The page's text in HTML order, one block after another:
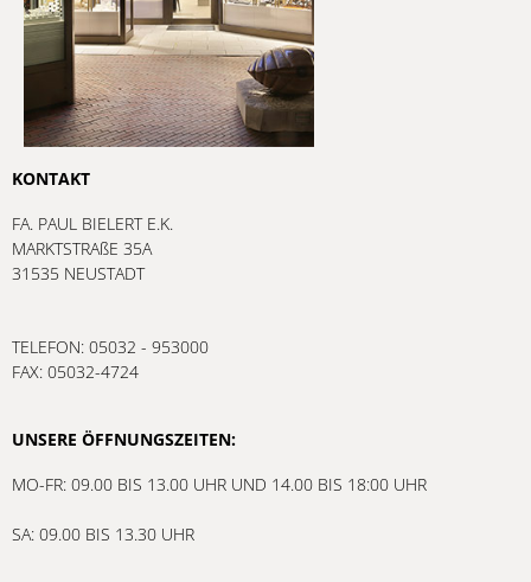
KONTAKT
FA. PAUL BIELERT E.K.
MARKTSTRAßE 35A
31535 NEUSTADT
TELEFON: 05032 - 953000
FAX: 05032-4724
UNSERE ÖFFNUNGSZEITEN:
MO-FR: 09.00 BIS 13.00 UHR UND 14.00 BIS 18:00 UHR
SA: 09.00 BIS 13.30 UHR